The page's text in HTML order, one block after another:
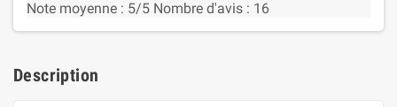
Note moyenne : 5/5 Nombre d'avis : 16
Description